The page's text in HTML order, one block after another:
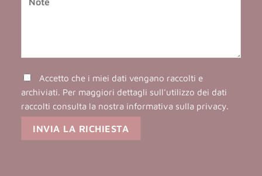
Accetto che i miei dati vengano raccolti e
archiviati. Per maggiori dettagli sull'utilizzo dei dati
raccolti consulta la nostra informativa sulla privacy.